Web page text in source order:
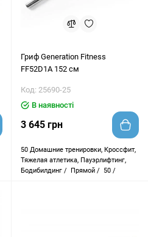
Гриф Generation Fitness
FF52D1A 152 см
Код: 25690-25
В наявності
3 645 грн
50 Домашние тренировки, Кроссфит,
Тяжелая атлетика, Пауэрлифтинг,
Бодибилдинг /
Прямой / 50 /